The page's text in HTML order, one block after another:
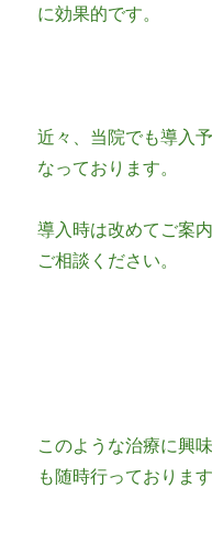
に効果的です。
近々、当院でも導入
なっております。
導入時は改めてご案
ご相談ください。
このような治療に興
も随時行っております